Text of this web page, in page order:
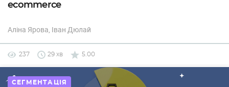
ecommerce
Аліна Ярова, Іван Дюлай
237 29 хв 5.00
СЕГМЕНТАЦІЯ